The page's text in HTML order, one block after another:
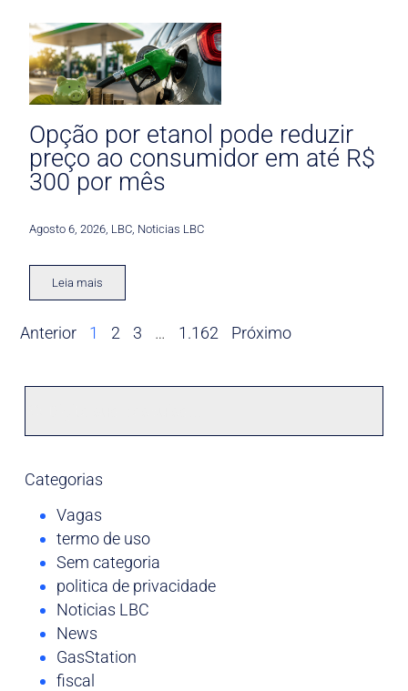
Opção por etanol pode reduzir
preço ao consumidor em até R$
300 por mês
Agosto 6, 2026 LBC Noticias LBC
Leia mais
Anterior 1 2 3 … 1.162 Próximo
Categorias
Vagas
termo de uso
Sem categoria
politica de privacidade
Noticias LBC
News
GasStation
fiscal